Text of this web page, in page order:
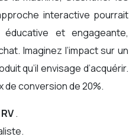
interactive pourrait
et engageante,
Imaginez l’impact sur un
qu’il envisage d’acquérir.
conversion de 20%.
.